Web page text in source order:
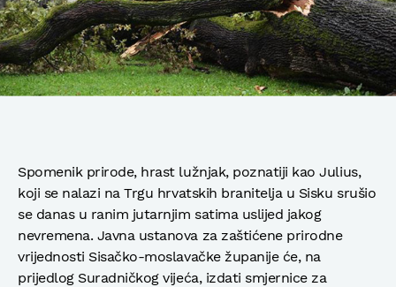
Spomenik prirode, hrast lužnjak, poznatiji kao Julius,
koji se nalazi na Trgu hrvatskih branitelja u Sisku srušio
se danas u ranim jutarnjim satima uslijed jakog
nevremena. Javna ustanova za zaštićene prirodne
vrijednosti Sisačko-moslavačke županije će, na
prijedlog Suradničkog vijeća, izdati smjernice za